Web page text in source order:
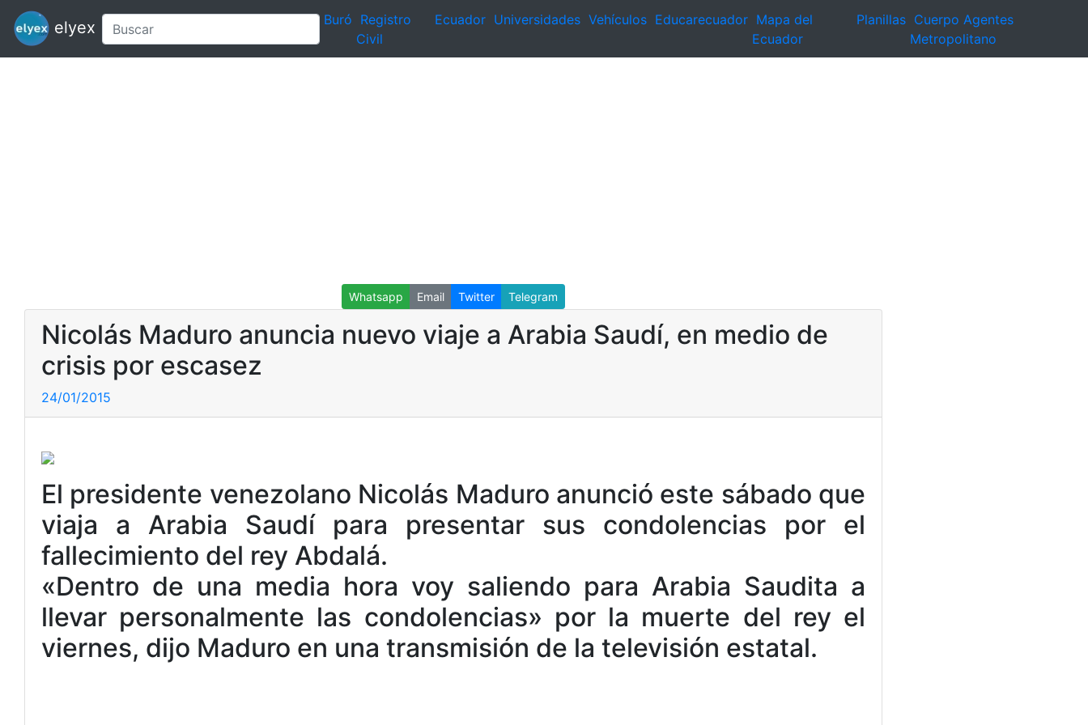
elyex Buró Registro
Civil
Ecuador Universidades Vehículos Educarecuador Mapa del
Ecuador
Planillas Cuerpo Agentes
Metropolitano
Whatsapp Email Twitter Telegram
Nicolás Maduro anuncia nuevo viaje a Arabia Saudí, en medio de
crisis por escasez
24/01/2015
El presidente venezolano Nicolás Maduro anunció este sábado que
viaja a Arabia Saudí para presentar sus condolencias por el
fallecimiento del rey Abdalá.
«Dentro de una media hora voy saliendo para Arabia Saudita a
llevar personalmente las condolencias» por la muerte del rey el
viernes, dijo Maduro en una transmisión de la televisión estatal.